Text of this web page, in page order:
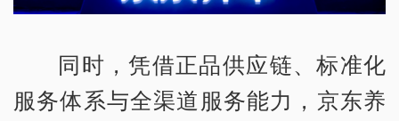
同时，凭借正品供应链、标准化
服务体系与全渠道服务能力，京东养